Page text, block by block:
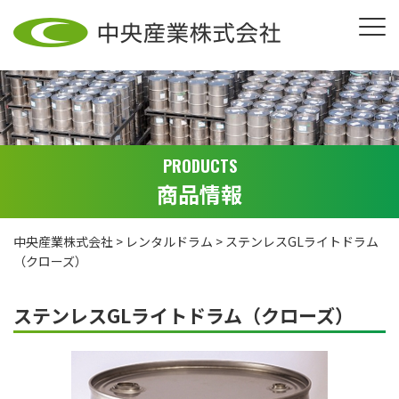
PRODUCTS
商品情報
中央産業株式会社 > レンタルドラム > ステンレスGLライトドラム
（クローズ）
ステンレスGLライトドラム（クローズ）